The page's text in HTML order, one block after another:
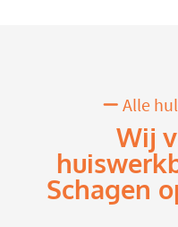
Alle
Wij
Schagen